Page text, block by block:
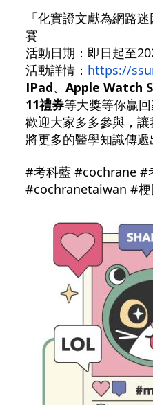
「化實證文獻為網路
賽
活動日期：即日起至
活動詳情： https://
IPad、Apple Watch
11禮券等大獎等你贏
歡迎大家多多參與，讓
將更多的醫學知識傳遞
#考科藍 #cochrane #
#cochranetaiwan #梗